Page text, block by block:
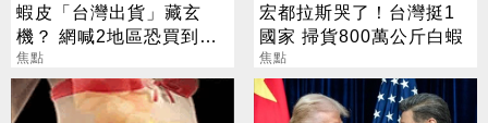
蝦皮「台灣出貨」藏玄
機？ 網喊2地區恐買到假
貨 專家揭真相
焦點
宏都拉斯哭了！台灣挺1
國家 掃貨800萬公斤白蝦
焦點